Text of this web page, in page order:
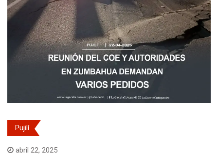
Pujilí
abril 22, 2025